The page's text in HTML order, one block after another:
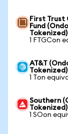
First
Fund
Tokenized)
1 FTGCon
AT&T
Tokenized)
1 Ton
Southern
Tokenized)
1 SOon